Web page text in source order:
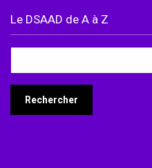
Le DSAAD de A à Z